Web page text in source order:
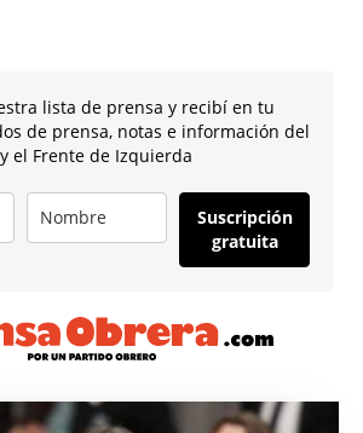
lista de prensa y recibí en tu
de prensa, notas e información del
el Frente de Izquierda
Suscripción
gratuita